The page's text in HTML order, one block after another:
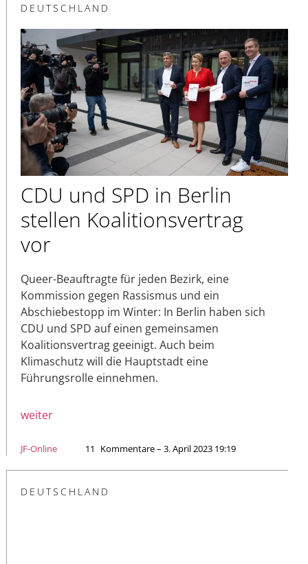
DEUTSCHLAND
CDU und SPD in Berlin
stellen Koalitionsvertrag
vor
Queer-Beauftragte für jeden Bezirk, eine
Kommission gegen Rassismus und ein
Abschiebestopp im Winter: In Berlin haben sich
CDU und SPD auf einen gemeinsamen
Koalitionsvertrag geeinigt. Auch beim
Klimaschutz will die Hauptstadt eine
Führungsrolle einnehmen.
weiter
JF-Online 11 Kommentare – 3. April 2023 19:19
DEUTSCHLAND